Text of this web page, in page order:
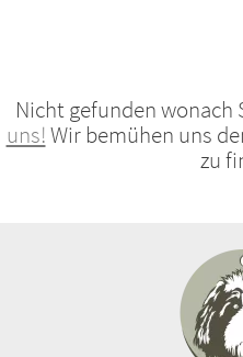
Nicht gefunden wonach
uns!Wir bemühen uns
zu